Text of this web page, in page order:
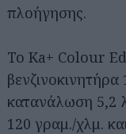
πλοήγησης.
Το Ka+ Colour
κατανάλωση 5,2
120 γραμ./χλμ.